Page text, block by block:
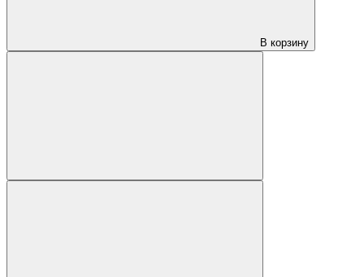
В корзину